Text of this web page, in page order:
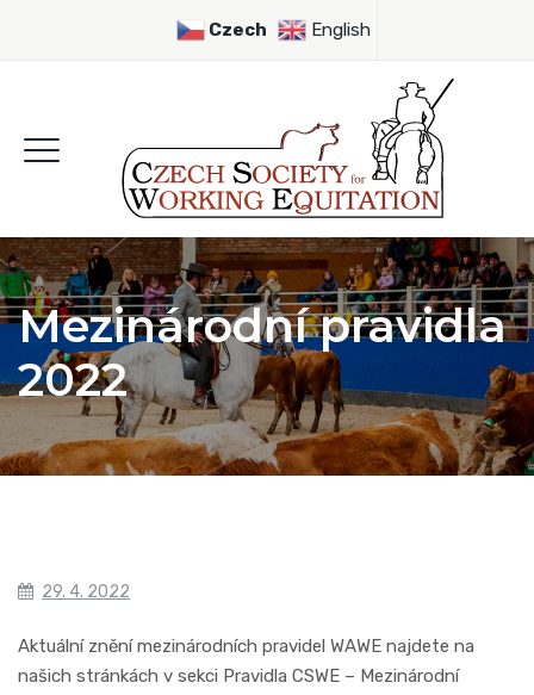
Czech English
Mezinárodní pravidla
2022
29. 4. 2022
Aktuální znění mezinárodních pravidel WAWE najdete na
našich stránkách v sekci Pravidla CSWE – Mezinárodní